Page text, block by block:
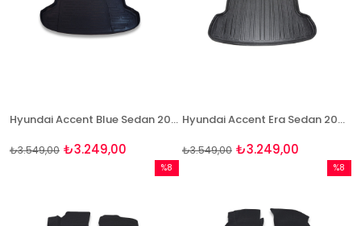
Hyundai Accent Blue Sedan 2011 Ve Sonrası Paspas Ve Bagaj Havuzu Seti
₺3.249,00
₺3.549,00
Hyundai Accent Era Sedan 2006-2016 Bej Paspas ve Bagaj Havuzu Seti
₺3.249,00
₺3.549,00
%8
%8